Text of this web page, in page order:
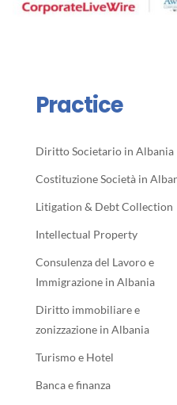
Practice
Diritto Societario in Albania
Costituzione Società in
Litigation & Debt Collection
Intellectual Property
Consulenza del Lavoro e
Immigrazione in Albania
Diritto immobiliare e
zonizzazione in Albania
Turismo e Hotel
Banca e finanza